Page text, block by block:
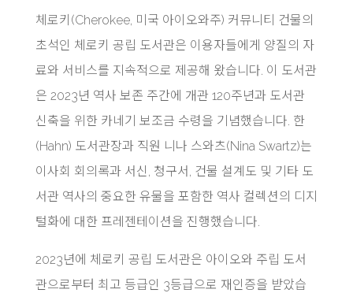
체로키(Cherokee, 미국 아이오와주) 커뮤니티 건물의
초석인 체로키 공립 도서관은 이용자들에게 양질의 자
료와 서비스를 지속적으로 제공해 왔습니다. 이 도서관
은 2023년 역사 보존 주간에 개관 120주년과 도서관
신축을 위한 카네기 보조금 수령을 기념했습니다. 한
(Hahn) 도서관장과 직원 니나 스와츠(Nina Swartz)는
이사회 회의록과 서신, 청구서, 건물 설계도 및 기타 도
서관 역사의 중요한 유물을 포함한 역사 컬렉션의 디지
털화에 대한 프레젠테이션을 진행했습니다.
2023년에 체로키 공립 도서관은 아이오와 주립 도서
관으로부터 최고 등급인 3등급으로 재인증을 받았습